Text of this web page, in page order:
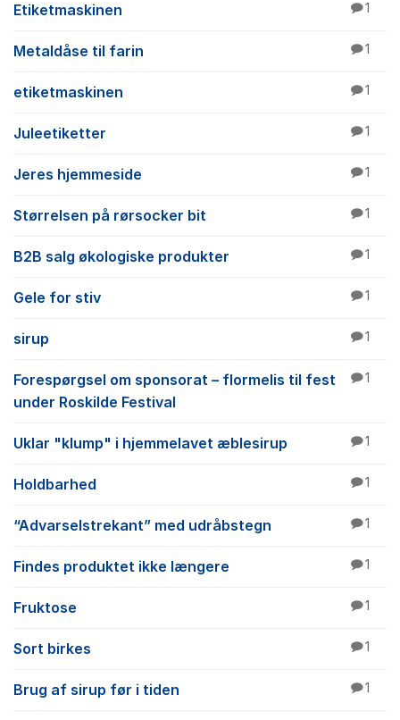
Etiketmaskinen 1
Metaldåse til farin 1
etiketmaskinen 1
Juleetiketter 1
Jeres hjemmeside 1
Størrelsen på rørsocker bit 1
B2B salg økologiske produkter 1
Gele for stiv 1
sirup 1
Forespørgsel om sponsorat – flormelis til fest
under Roskilde Festival
1
Uklar "klump" i hjemmelavet æblesirup 1
Holdbarhed 1
“Advarselstrekant” med udråbstegn 1
Findes produktet ikke længere 1
Fruktose 1
Sort birkes 1
Brug af sirup før i tiden 1